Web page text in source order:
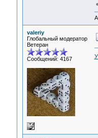
valeriy
Глобальный модератор
Ветеран
Сообщений: 4167